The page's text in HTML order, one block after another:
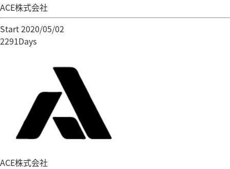
ACE株式会社
Start 2020/05/02
2291Days
ACE株式会社